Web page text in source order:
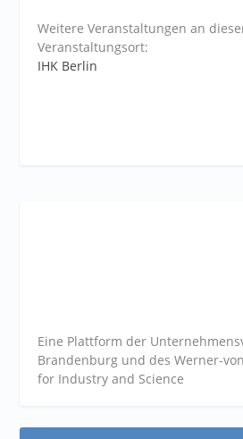
Weitere Veranstaltungen an
Veranstaltungsort:
IHK Berlin
Eine Plattform der
Brandenburg und des Werner-
for Industry and Science